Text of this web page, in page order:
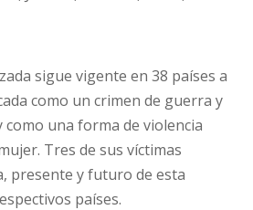
sigue vigente en 38 países a
como un crimen de guerra y
como una forma de violencia
Tres de sus víctimas
presente y futuro de esta
países.